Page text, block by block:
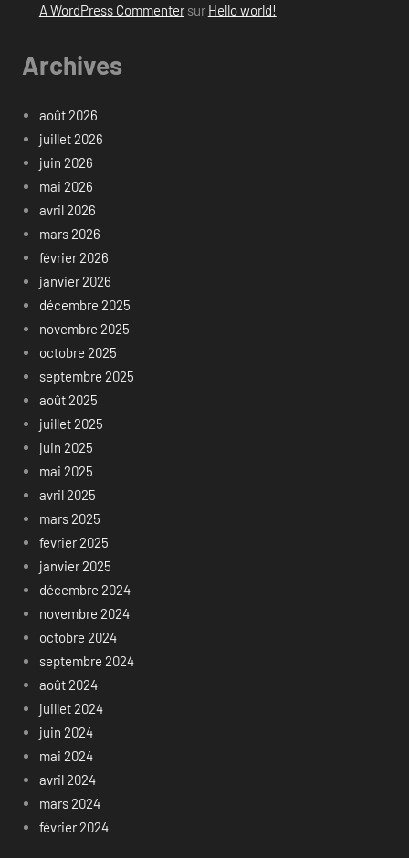
A WordPress Commentersur Hello world!
Archives
août 2026
juillet 2026
juin 2026
mai 2026
avril 2026
mars 2026
février 2026
janvier 2026
décembre 2025
novembre 2025
octobre 2025
septembre 2025
août 2025
juillet 2025
juin 2025
mai 2025
avril 2025
mars 2025
février 2025
janvier 2025
décembre 2024
novembre 2024
octobre 2024
septembre 2024
août 2024
juillet 2024
juin 2024
mai 2024
avril 2024
mars 2024
février 2024